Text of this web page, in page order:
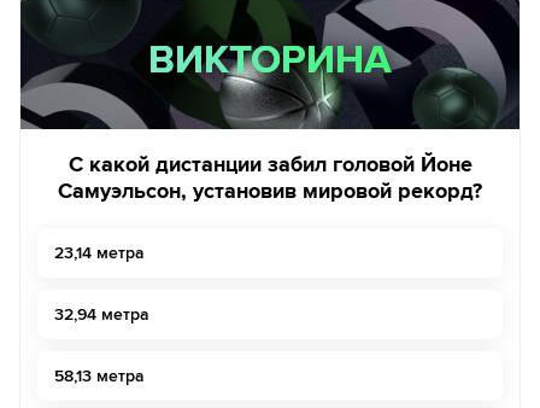
ВИКТОРИНА
ВИКТОРИНА
С какой дистанции забил головой Йоне
Самуэльсон, установив мировой рекорд?
23,14 метра
32,94 метра
58,13 метра